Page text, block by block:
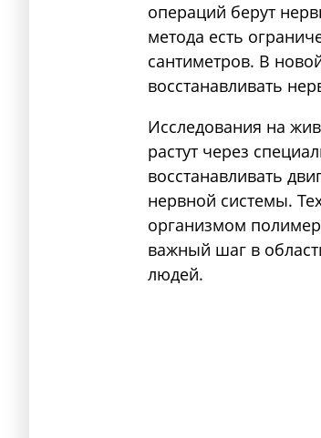
операций берут
метода есть
сантиметров. В
восстанавливать
Исследования на
растут через
восстанавливать
нервной системы.
организмом
важный шаг в
людей.